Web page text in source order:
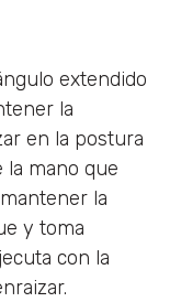
extendido
la
en la postura
la mano que
la
y toma
con la